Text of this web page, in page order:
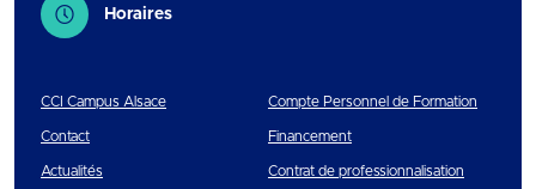
Horaires
CCI Campus Alsace
Contact
Actualités
Compte Personnel de Formation
Financement
Contrat de professionnalisation